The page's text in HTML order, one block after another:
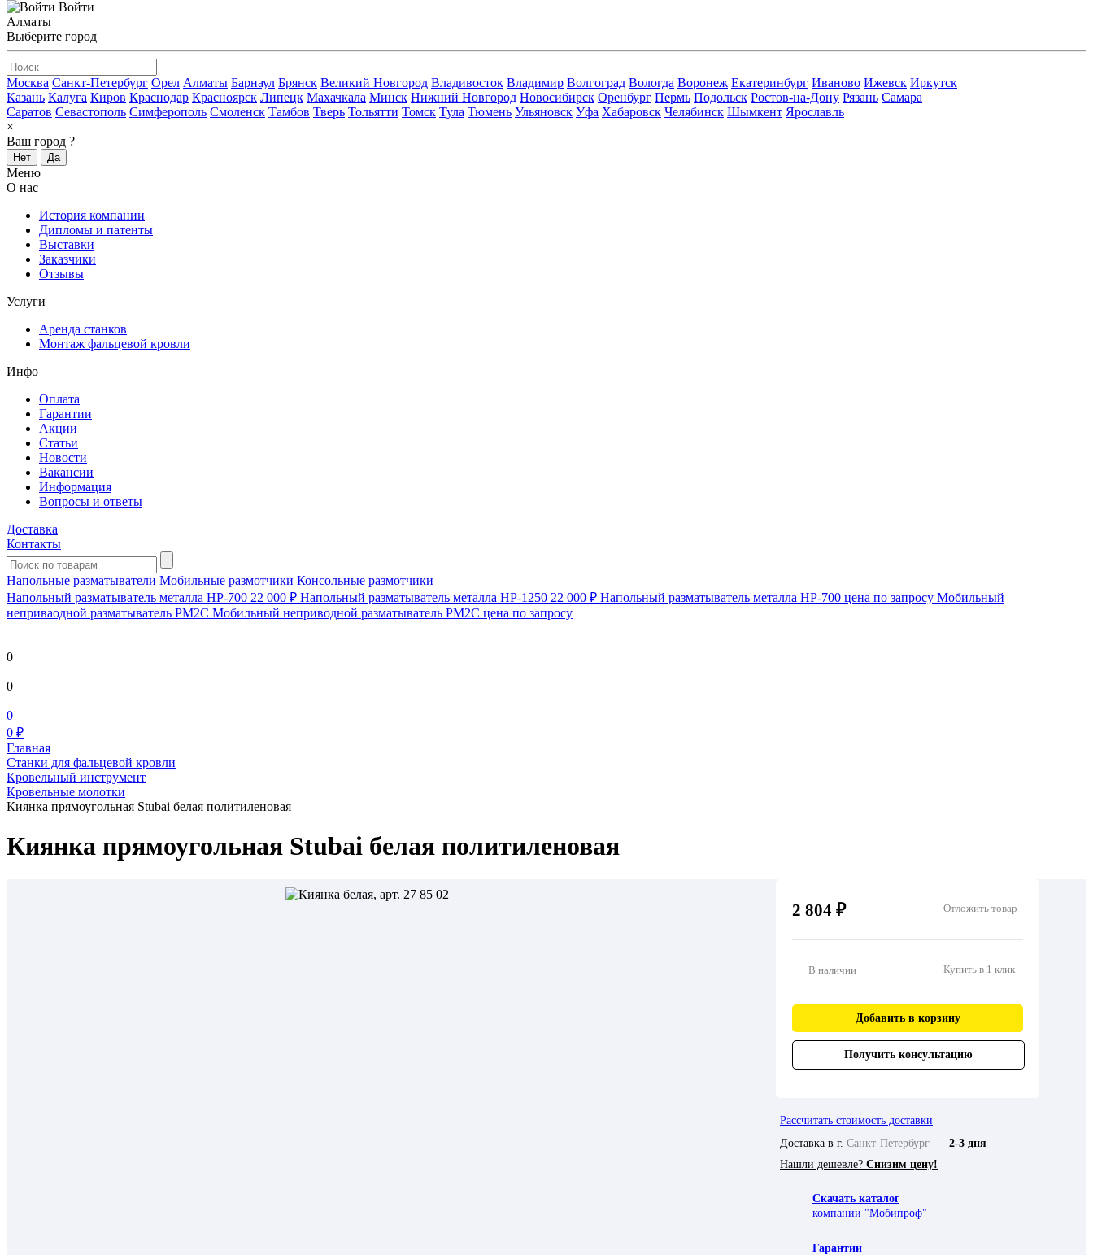
Войти
Алматы
Выберите город
Москва Санкт-Петербург Орел Алматы Барнаул Брянск Великий Новгород Владивосток Владимир Волгоград Вологда Воронеж Екатеринбург Иваново Ижевск Иркутск
Казань Калуга Киров Краснодар Красноярск Липецк Махачкала Минск Нижний Новгород Новосибирск Оренбург Пермь Подольск Ростов-на-Дону Рязань Самара
Саратов Севастополь Симферополь Смоленск Тамбов Тверь Тольятти Томск Тула Тюмень Ульяновск Уфа Хабаровск Челябинск Шымкент Ярославль
×
Ваш город ?
Нет Да
Меню
О нас
История компании
Дипломы и патенты
Выставки
Заказчики
Отзывы
Услуги
Аренда станков
Монтаж фальцевой кровли
Инфо
Оплата
Гарантии
Акции
Статьи
Новости
Вакансии
Информация
Вопросы и ответы
Доставка
Контакты
Напольные разматыватели Мобильные размотчики Консольные размотчики
Напольный разматыватель металла HP-700 22 000 ₽ Напольный разматыватель металла HP-1250 22 000 ₽ Напольный разматыватель металла HP-700 цена по запросу Мобильный
непривaодной разматыватель РМ2С Мобильный неприводной разматыватель РМ2С цена по запросу
0
0
0
0 ₽
Главная
Станки для фальцевой кровли
Кровельный инструмент
Кровельные молотки
Киянка прямоугольная Stubai белая политиленовая
Киянка прямоугольная Stubai белая политиленовая
2 804 ₽ Отложить товар
В наличии Купить в 1 клик
Добавить в корзину
Получить консультацию
Рассчитать стоимость доставки
Доставка в г. Санкт-Петербург
2-3 дня
Нашли дешевле? Снизим цену!
Скачать каталог
компании "Мобипроф"
Гарантии